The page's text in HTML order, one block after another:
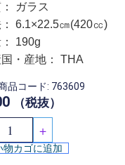
： ガラス
： 6.1×22.5㎝(420㏄)
： 190g
国・産地： THA
品コード: 763609
（税抜）
+
物カゴに追加